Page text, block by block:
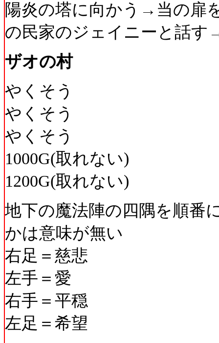
陽炎の塔に向かう→当の扉
の民家のジェイニーと話
ザオの村
やくそう
やくそう
やくそう
1000G(取れない)
1200G(取れない)
地下の魔法陣の四隅を順番
かは意味が無い
右足＝慈悲
左手＝愛
右手＝平穏
左足＝希望